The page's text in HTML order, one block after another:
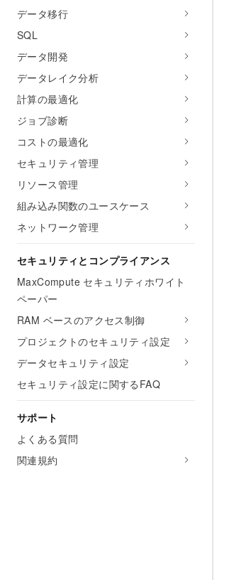
データ移行
SQL
データ開発
データレイク分析
計算の最適化
ジョブ診断
コストの最適化
セキュリティ管理
リソース管理
組み込み関数のユースケース
ネットワーク管理
セキュリティとコンプライアンス
MaxCompute セキュリティホワイト
ペーパー
RAM ベースのアクセス制御
プロジェクトのセキュリティ設定
データセキュリティ設定
セキュリティ設定に関するFAQ
サポート
よくある質問
関連規約